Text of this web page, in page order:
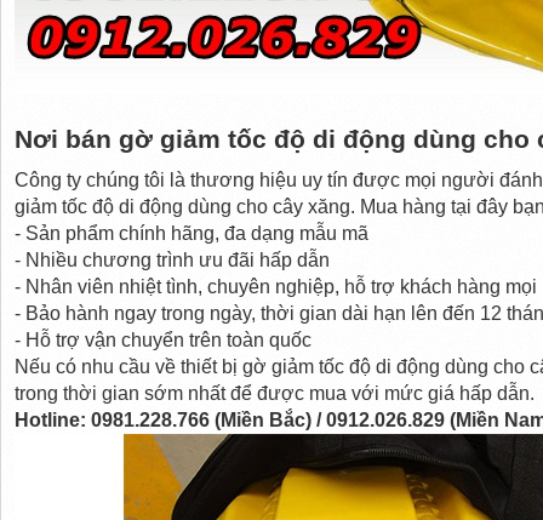
Nơi bán gờ giảm tốc độ di động dùng
Công ty chúng tôi là thương hiệu uy tín được mọi người
giảm tốc độ di động dùng cho cây xăng. Mua hàng tại đây
- Sản phẩm chính hãng, đa dạng mẫu mã
- Nhiều chương trình ưu đãi hấp dẫn
- Nhân viên nhiệt tình, chuyên nghiệp, hỗ trợ khách hàng
- Bảo hành ngay trong ngày, thời gian dài hạn lên đến 12
- Hỗ trợ vận chuyển trên toàn quốc
Nếu có nhu cầu về thiết bị gờ giảm tốc độ di động dùng cho
trong thời gian sớm nhất để được mua với mức giá hấp dẫn.
Hotline: 0981.228.766 (Miền Bắc) / 0912.026.829 (Miền